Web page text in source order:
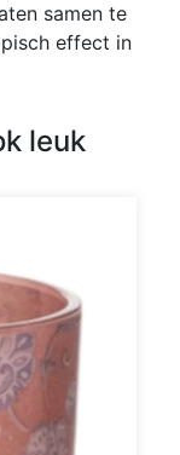
samen te
effect in
leuk